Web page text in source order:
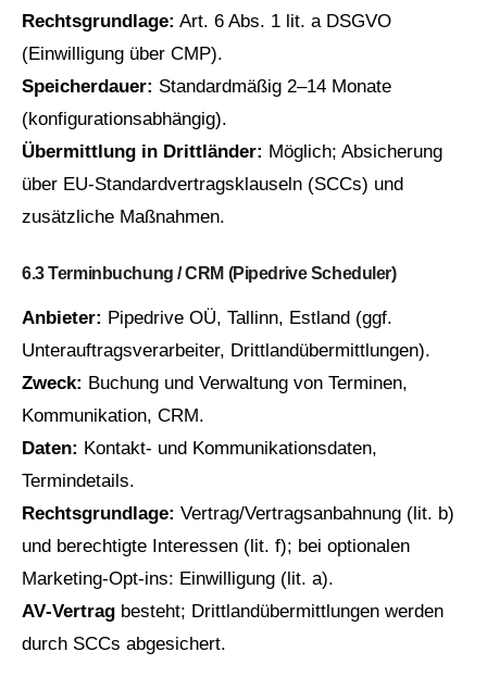
Rechtsgrundlage: Art. 6 Abs. 1 lit. a DSGVO
(Einwilligung über CMP).
Speicherdauer: Standardmäßig 2–14 Monate
(konfigurationsabhängig).
Übermittlung in Drittländer: Möglich; Absicherung
über EU‑Standardvertragsklauseln (SCCs) und
zusätzliche Maßnahmen.
6.3 Terminbuchung / CRM (Pipedrive Scheduler)
Anbieter: Pipedrive OÜ, Tallinn, Estland (ggf.
Unterauftragsverarbeiter, Drittlandübermittlungen).
Zweck: Buchung und Verwaltung von Terminen,
Kommunikation, CRM.
Daten: Kontakt‑ und Kommunikationsdaten,
Termindetails.
Rechtsgrundlage: Vertrag/Vertragsanbahnung (lit. b)
und berechtigte Interessen (lit. f); bei optionalen
Marketing‑Opt‑ins: Einwilligung (lit. a).
AV‑Vertrag besteht; Drittlandübermittlungen werden
durch SCCs abgesichert.